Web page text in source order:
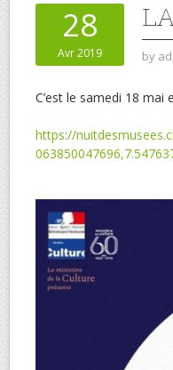
28
Avr 2019 by
C’est le samedi 18 mai
https://